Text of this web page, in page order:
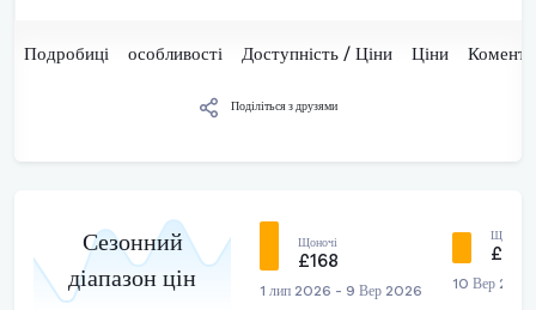
Подробиці особливості Доступність / Ціни Ціни
Поділіться з друзями
Сезонний
діапазон цін
Щоночі
£168
1 лип 2026 - 9 Вер 2026
Щоночі
£123
10 Вер